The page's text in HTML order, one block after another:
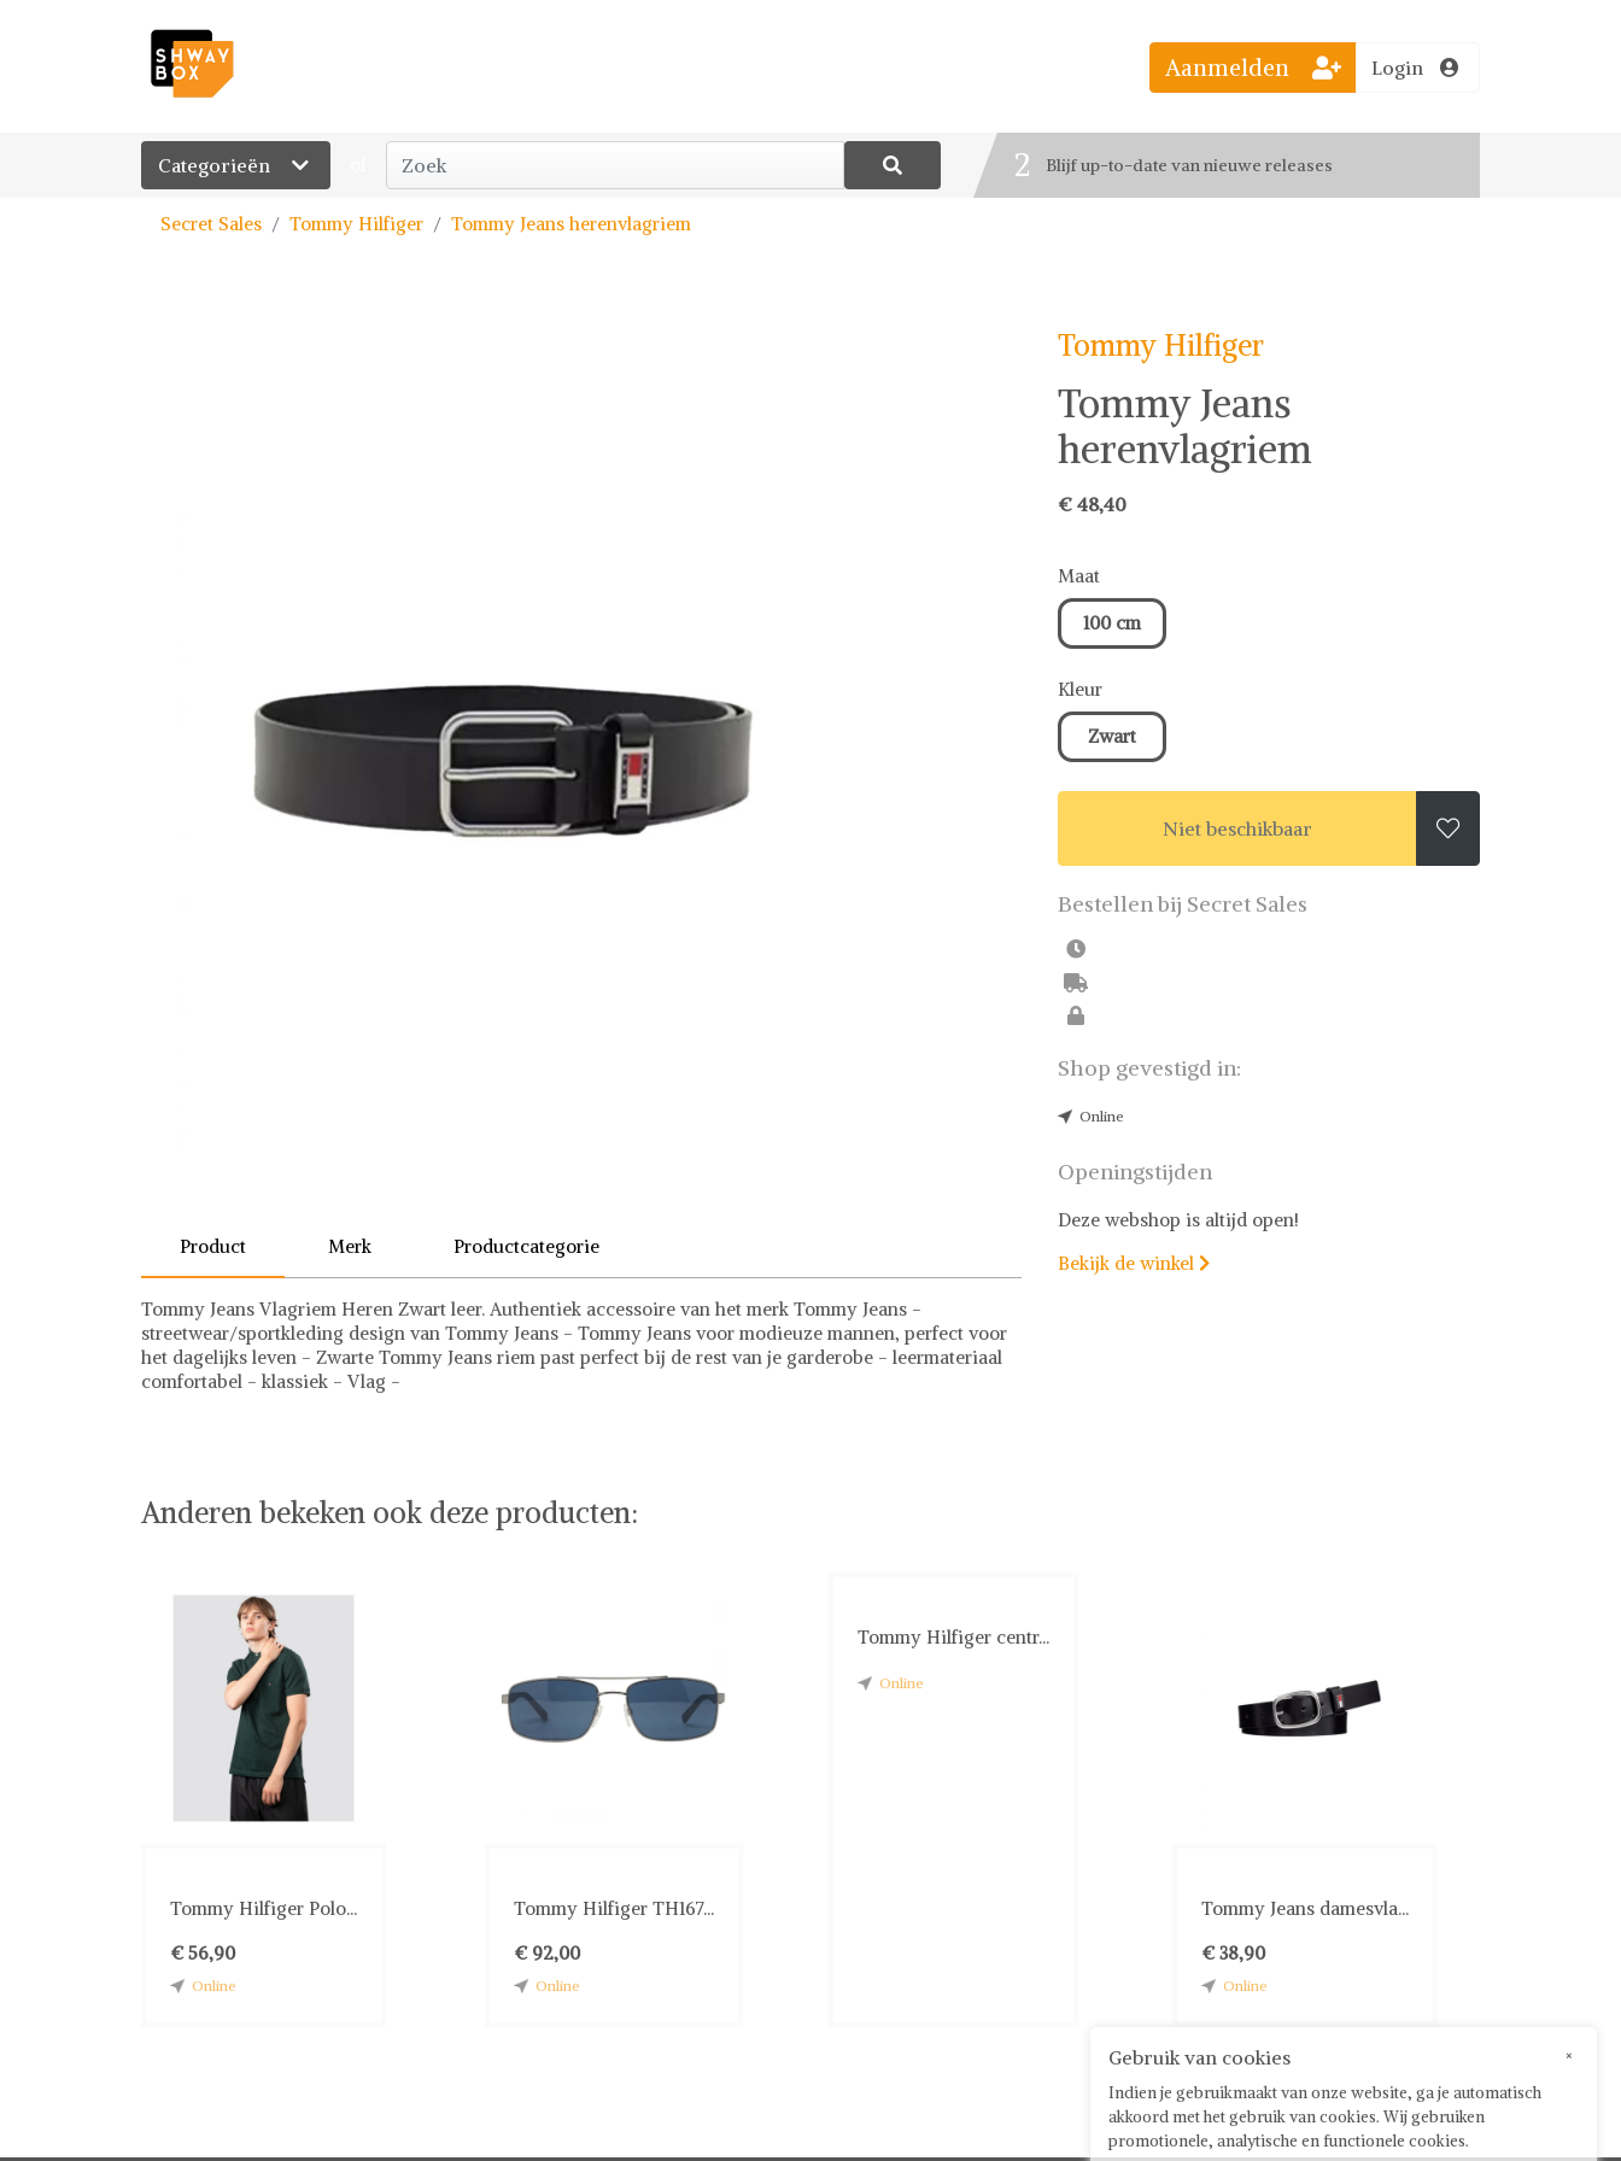
Categorieën
Bestel jouw favoriete looks
2 Blijf up-to-date van nieuwe releases
Aanmelden Login
Secret Sales Tommy Hilfiger Tommy Jeans herenvlagriem
Product Merk Productcategorie
Tommy Jeans Vlagriem Heren Zwart leer. Authentiek accessoire van het merk Tommy Jeans -
streetwear/sportkleding design van Tommy Jeans - Tommy Jeans voor modieuze mannen, perfect voor
het dagelijks leven - Zwarte Tommy Jeans riem past perfect bij de rest van je garderobe - leermateriaal
comfortabel - klassiek - Vlag -
Tommy Hilfiger
Tommy Jeans
herenvlagriem
€ 48,40
Maat
100 cm
Kleur
Zwart
Niet beschikbaar 
Bestellen bij Secret Sales
Shop gevestigd in:
Online
Openingstijden
Deze webshop is altijd open!
Bekijk de winkel 
Anderen bekeken ook deze producten:
Tommy Hilfiger Polo...
€ 56,90
Online
Tommy Hilfiger TH167...
€ 92,00
Online
Tommy Hilfiger centr...
Online
Tommy Jeans damesvla...
€ 38,90
Online
×
Gebruik van cookies
Indien je gebruikmaakt van onze website, ga je automatisch
akkoord met het gebruik van cookies. Wij gebruiken
promotionele, analytische en functionele cookies.